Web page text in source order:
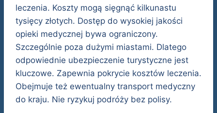
leczenia. Koszty mogą sięgnąć kilkunastu
tysięcy złotych. Dostęp do wysokiej jakości
opieki medycznej bywa ograniczony.
Szczególnie poza dużymi miastami. Dlatego
odpowiednie ubezpieczenie turystyczne jest
kluczowe. Zapewnia pokrycie kosztów leczenia.
Obejmuje też ewentualny transport medyczny
do kraju. Nie ryzykuj podróży bez polisy.